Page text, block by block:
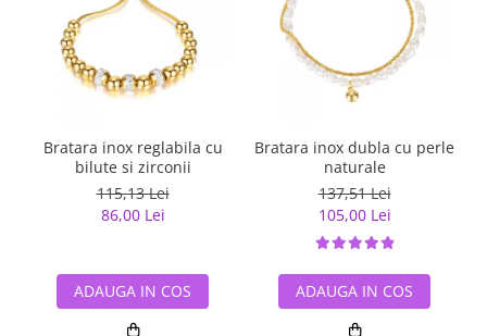
Bratara inox reglabila cu
bilute si zirconii
115,13 Lei
86,00 Lei
ADAUGA IN COS
Bratara inox dubla cu perle
naturale
137,51 Lei
105,00 Lei
ADAUGA IN COS